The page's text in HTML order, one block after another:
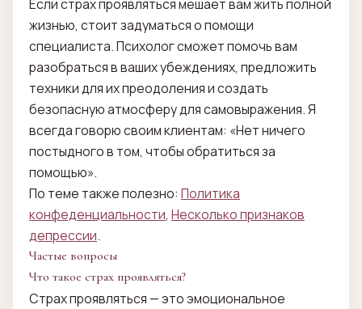
Если страх проявляться мешает вам жить полной
жизнью, стоит задуматься о помощи
специалиста. Психолог сможет помочь вам
разобраться в ваших убеждениях, предложить
техники для их преодоления и создать
безопасную атмосферу для самовыражения. Я
всегда говорю своим клиентам: «Нет ничего
постыдного в том, чтобы обратиться за
помощью».
По теме также полезно: Политика
конфеденциальности, Несколько признаков
депрессии.
Частые вопросы
Что такое страх проявляться?
Страх проявляться — это эмоциональное